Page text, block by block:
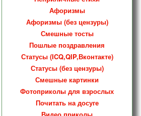
Афоризмы
Афоризмы (без цензуры)
Смешные тосты
Пошлые поздравления
Статусы (ICQ,QIP,Вконтакте)
Статусы (без цензуры)
Смешные картинки
Фотоприколы для взрослых
Почитать на досуге